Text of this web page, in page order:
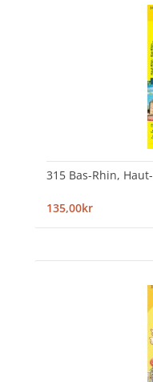
315 Bas-Rhin,
135,00kr